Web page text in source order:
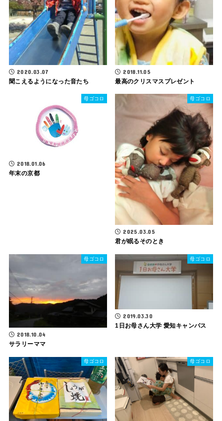
2020.03.07
聞こえるようになった音たち
2018.11.05
最高のクリスマスプレゼント
母ゴコロ
2018.01.06
年末の京都
母ゴコロ
2025.03.05
君が眠るそのとき
母ゴコロ
2018.10.04
サラリーママ
母ゴコロ
2019.03.30
1日お母さん大学 愛知キャンパス
母ゴコロ 母ゴコロ